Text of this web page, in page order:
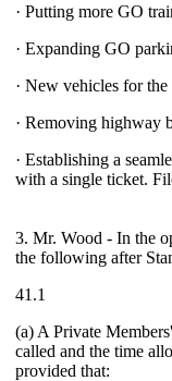
· Putting more GO
· Expanding GO
· New vehicles for
· Removing highway
· Establishing a
with a single ticket.
3. Mr. Wood - In the
the following after
41.1
(a) A Private
called and the time
provided that: